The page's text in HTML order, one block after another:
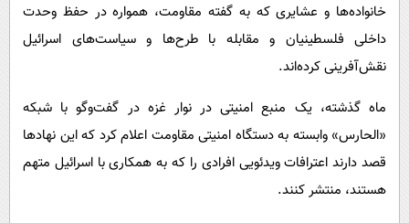
خانواده‌ها و عشایری که به گفته مقاومت، همواره در حفظ وحدت
داخلی فلسطینیان و مقابله با طرح‌ها و سیاست‌های اسرائیل
نقش‌آفرینی کرده‌اند.
ماه گذشته، یک منبع امنیتی در نوار غزه در گفت‌وگو با شبکه
«الحارس» وابسته به دستگاه امنیتی مقاومت اعلام کرد که این نهادها
قصد دارند اعترافات ویدئویی افرادی را که به همکاری با اسرائیل متهم
هستند، منتشر کنند.